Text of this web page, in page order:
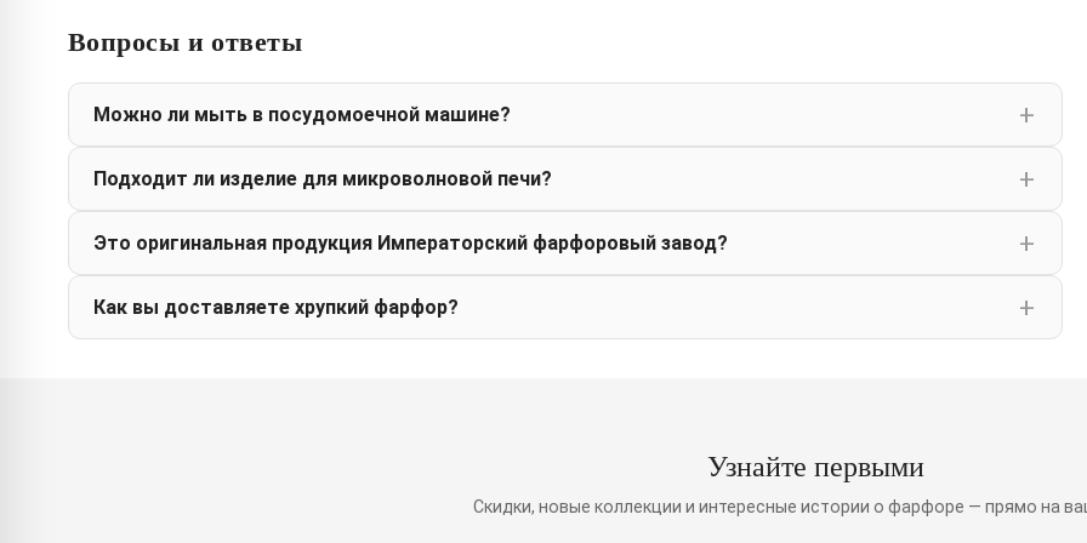
Вопросы и ответы
Можно ли мыть в посудомоечной машине?
Подходит ли изделие для микроволновой печи?
Это оригинальная продукция Императорский фарфоровый завод?
Как вы доставляете хрупкий фарфор?
Узнайте первыми
Скидки, новые коллекции и интересные истории о фарфоре — прямо на